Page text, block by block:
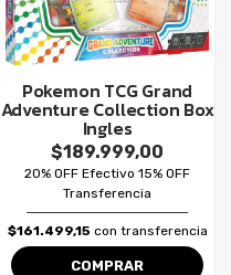
Pokemon TCG Grand
Adventure Collection Box
Ingles
$189.999,00
20% OFF Efectivo 15% OFF
Transferencia
$161.499,15 con transferencia
COMPRAR